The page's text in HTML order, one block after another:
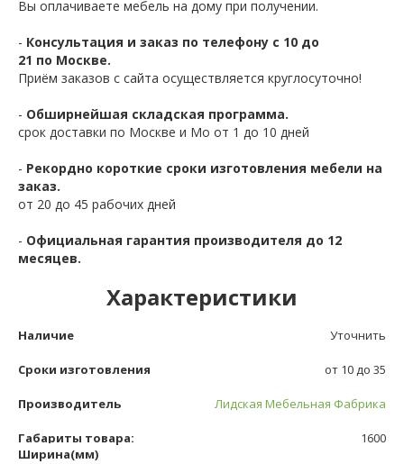
Вы оплачиваете мебель на дому при получении.
- Консультация и заказ по телефону с 10 до
21 по Москве.
Приём заказов с сайта осуществляется круглосуточно!
- Обширнейшая складская программа.
срок доставки по Москве и Мо от 1 до 10 дней
- Рекордно короткие сроки изготовления мебели на
заказ.
от 20 до 45 рабочих дней
- Официальная гарантия производителя до 12
месяцев.
Характеристики
Наличие Уточнить
Сроки изготовления от 10 до 35
Производитель Лидская Мебельная Фабрика
Габариты товара:
Ширина(мм)
1600